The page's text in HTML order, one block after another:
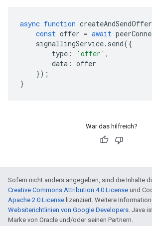
async function createAndSendOffer
const offer = await
signallingService. send({
type : 'offer' ,
data : offer
});
}
War das hilfreich?
Sofern nicht anders angegeben, sind die Inhalte
Creative Commons Attribution 4.0 License und
Apache 2.0 License lizenziert. Weitere
Websiterichtlinien von Google Developers. Java
Marke von Oracle und/oder seinen Partnern.